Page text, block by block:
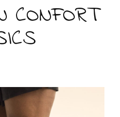
CONFORT